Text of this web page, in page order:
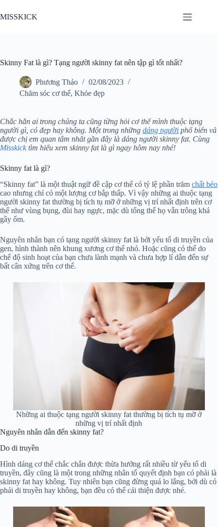
đến
phần
MISSKICK
Skinny Fat là gì? Tạng người skinny fat nên tập gì tốt nhất?
Phương Thảo
02/08/2023
Chăm sóc cơ thể, Khỏe đẹp
Chắc hẳn ai trong chúng ta cũng từng hỏi cơ thể mình thuộc tạng
người gì, có đẹp hay không. Một trong những dáng người phổ biến và
được chị em quan tâm nhất gần đây là dáng người skinny fat. Cùng
Misskicktìm hiểu xem skinny fat là gì ngay hôm nay nhé!
Skinny fat là gì?
“Skinny fat” là một thuật ngữ đề cập cơ thể có tỷ lệ phần trăm chất béo
cao nhưng chỉ có một lượng cơ bắp thấp. Vì vậy những ai thuộc tạng
người skinny fat thường bị tích tụ mỡ ở những vị trí nhất định trên cơ
thể như vùng bụng, đùi hay ngực, mặc dù tổng thể họ vẫn trông khá
gầy ốm.
Nguyên nhân bạn có tạng người skinny fat là bởi yếu tố di truyền của
gen, hình thành nên khung xương cơ thể nhỏ. Hoặc cũng có thể do
chế độ sinh hoạt của bạn chưa lành mạnh và chưa hợp lí dẫn đến sự
bất cân xứng trên cơ thể.
Những ai thuộc tạng người skinny fat thường bị tích tụ mỡ ở
những vị trí nhất định
Nguyên nhân dẫn đến skinny fat?
Do di truyền
Hình dáng cơ thể chắc chắn được thừa hưởng rất nhiều từ yếu tố di
truyền, đây cũng là một trong những nhân tố quyết định bạn có phải là
skinny fat hay không. Tuy nhiên bạn cũng đừng quá lo lắng, bởi dù có
phải di truyền hay không, bạn đều có thể cải thiện được nhé.